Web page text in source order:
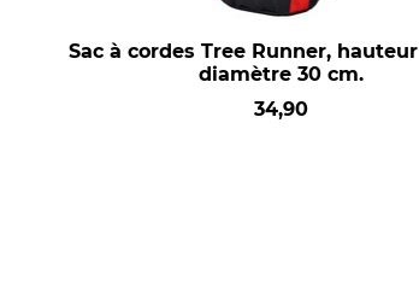
Sac à cordes Tree Runner,
diamètre 30 cm.
34,90